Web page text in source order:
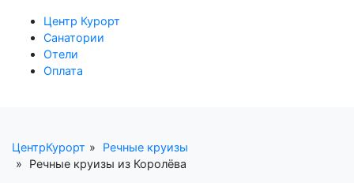
Центр Курорт
Санатории
Отели
Оплата
ЦентрКурорт
Речные круизы
Речные круизы из Королёва